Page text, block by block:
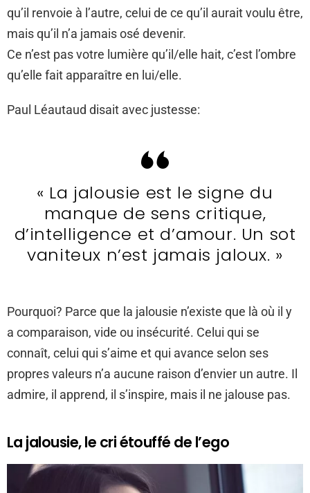
qu’il renvoie à l’autre, celui de ce qu’il aurait voulu être,
mais qu’il n’a jamais osé devenir.
Ce n’est pas votre lumière qu’il/elle hait, c’est l’ombre
qu’elle fait apparaître en lui/elle.
Paul Léautaud disait avec justesse:
« La jalousie est le signe du
manque de sens critique,
d’intelligence et d’amour. Un sot
vaniteux n’est jamais jaloux. »
Pourquoi? Parce que la jalousie n’existe que là où il y
a comparaison, vide ou insécurité. Celui qui se
connaît, celui qui s’aime et qui avance selon ses
propres valeurs n’a aucune raison d’envier un autre. Il
admire, il apprend, il s’inspire, mais il ne jalouse pas.
La jalousie, le cri étouffé de l’ego